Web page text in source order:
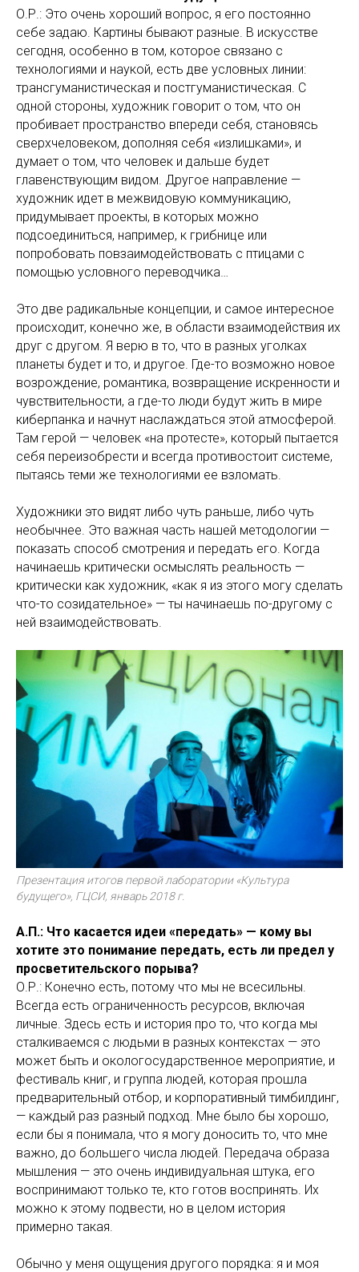
О.Р.: Это очень хороший вопрос, я его постоянно
себе задаю. Картины бывают разные. В искусстве
сегодня, особенно в том, которое связано с
технологиями и наукой, есть две условных линии:
трансгуманистическая и постгуманистическая. С
одной стороны, художник говорит о том, что он
пробивает пространство впереди себя, становясь
сверхчеловеком, дополняя себя «излишками», и
думает о том, что человек и дальше будет
главенствующим видом. Другое направление —
художник идет в межвидовую коммуникацию,
придумывает проекты, в которых можно
подсоединиться, например, к грибнице или
попробовать повзаимодействовать с птицами с
помощью условного переводчика…
Это две радикальные концепции, и самое интересное
происходит, конечно же, в области взаимодействия их
друг с другом. Я верю в то, что в разных уголках
планеты будет и то, и другое. Где-то возможно новое
возрождение, романтика, возвращение искренности и
чувствительности, а где-то люди будут жить в мире
киберпанка и начнут наслаждаться этой атмосферой.
Там герой — человек «на протесте», который пытается
себя переизобрести и всегда противостоит системе,
пытаясь теми же технологиями ее взломать.
Художники это видят либо чуть раньше, либо чуть
необычнее. Это важная часть нашей методологии —
показать способ смотрения и передать его. Когда
начинаешь критически осмыслять реальность —
критически как художник, «как я из этого могу сделать
что-то созидательное» — ты начинаешь по-другому с
ней взаимодействовать.
Презентация итогов первой лаборатории «Культура
будущего», ГЦСИ, январь 2018 г.
А.П.: Что касается идеи «передать» — кому вы
хотите это понимание передать, есть ли предел у
просветительского порыва?
О.Р.: Конечно есть, потому что мы не всесильны.
Всегда есть ограниченность ресурсов, включая
личные. Здесь есть и история про то, что когда мы
сталкиваемся с людьми в разных контекстах — это
может быть и окологосударственное мероприятие, и
фестиваль книг, и группа людей, которая прошла
предварительный отбор, и корпоративный тимбилдинг,
— каждый раз разный подход. Мне было бы хорошо,
если бы я понимала, что я могу доносить то, что мне
важно, до большего числа людей. Передача образа
мышления — это очень индивидуальная штука, его
воспринимают только те, кто готов воспринять. Их
можно к этому подвести, но в целом история
примерно такая.
Обычно у меня ощущения другого порядка: я и моя